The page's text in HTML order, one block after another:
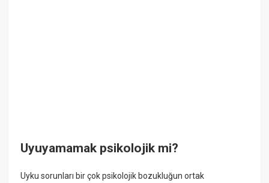
Uyuyamamak psikolojik mi?
Uyku sorunları bir çok psikolojik bozukluğun ortak